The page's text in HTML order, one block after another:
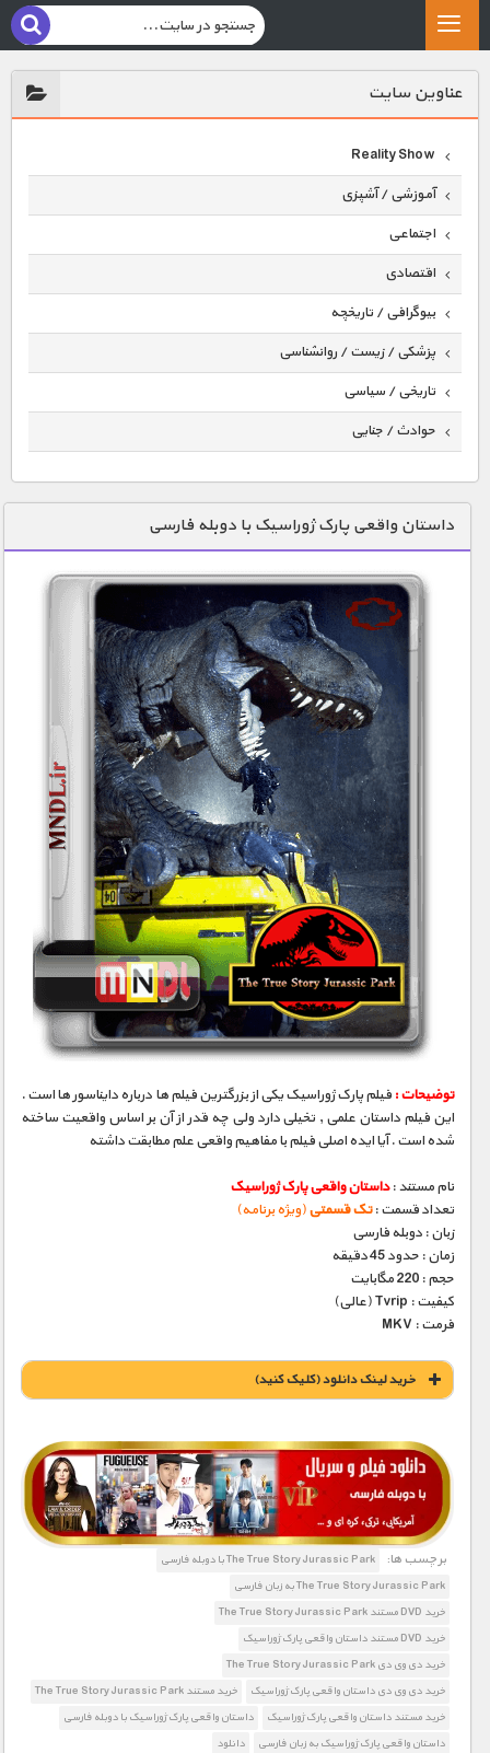
عناوين سايت
Reality Show
آموزشی / آشپزی
اجتماعی
اقتصادی
بیوگرافی / تاریخچه
پزشکی / زیست / روانشناسی
تاریخی / سیاسی
حوادث / جنایی
دنیای خوراکی ها
زمین شناسی / محیط زیست
سازه/ معماری/ مهندسی
سرگرمی
شناخت کودکان
طبیعت
علم و فناوری
فرهنگ / هنر
کیهان / نجوم
گردشگری
ماورایی
مسابقات / ورزشی
مستند های اختصاصی
داستان واقعی پارک ژوراسیک با دوبله فارسی
توضیحات : فیلم پارک ژوراسیک یکی از بزرگترین فیلم ها درباره دایناسور ها است .
این فیلم داستان علمی , تخیلی دارد ولی چه قدر از آن بر اساس واقعیت ساخته
شده است . آیا ایده اصلی فیلم با مفاهیم واقعی علم مطابقت داشته
نام مستند :داستان واقعی پارک ژوراسیک
تعداد قسمت :تک قسمتی(ویژه برنامه)
زبان : دوبله فارسی
زمان : حدود 45 دقیقه
حجم : 220 مگابایت
کیفیت : Tvrip (عالی)
فرمت : MKV
خريد لينک دانلود (کليک کنيد)
1900 تومان – خريد لينک دانلود (افزودن به سبد خريد)
برچسب ها:
The True Story Jurassic Park با دوبله فارسی
The True Story Jurassic Park به زبان فارسی
خرید DVD مستند The True Story Jurassic Park
خرید DVD مستند داستان واقعی پارک ژوراسیک
خرید دی وی دی The True Story Jurassic Park
خرید دی وی دی داستان واقعی پارک ژوراسیک
خرید مستند The True Story Jurassic Park
خرید مستند داستان واقعی پارک ژوراسیک
داستان واقعی پارک ژوراسیک با دوبله فارسی
داستان واقعی پارک ژوراسیک به زبان فارسی
دانلود